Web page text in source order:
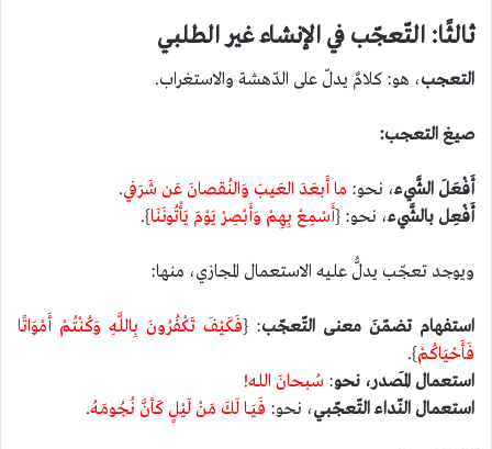
ثالثًا: التّعجّب في الإنشاء غير الطلبي
التعجب، هو: كلامٌ يدلّ على الدّهشة والاستغراب.
صيغ التعجب:
أَفْعَلَ الشَّيء، نحو: ما أَبعَدَ العَيبَ وَالنُقصانَ عَن شَرَفي.
أَفْعِل بالشَّيء، نحو: {أَسْمِعْ بِهِمْ وَأَبْصِرْ يَوْمَ يَأْتُونَنَا}.
ويوجد تعجّب يدلُّ عليه الاستعمال المجازي، منها:
استفهام تضمّنَ معنى التّعجّب: {فَكَيْفَ تَكْفُرُونَ بِاللَّهِ وَكُنْتُمْ أَمْوَاتًا
فَأَحْيَاكُمْ}.
استعمال المَصدر، نحو: سُبحانَ الله!
استعمال النّداء التّعجّبي، نحو: فَيَــا لَكَ مَنْ لَيْلٍ كَأنَّ نُجُومَـهُ.